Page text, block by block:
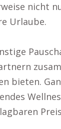
nicht
Urlaube.
bieten.